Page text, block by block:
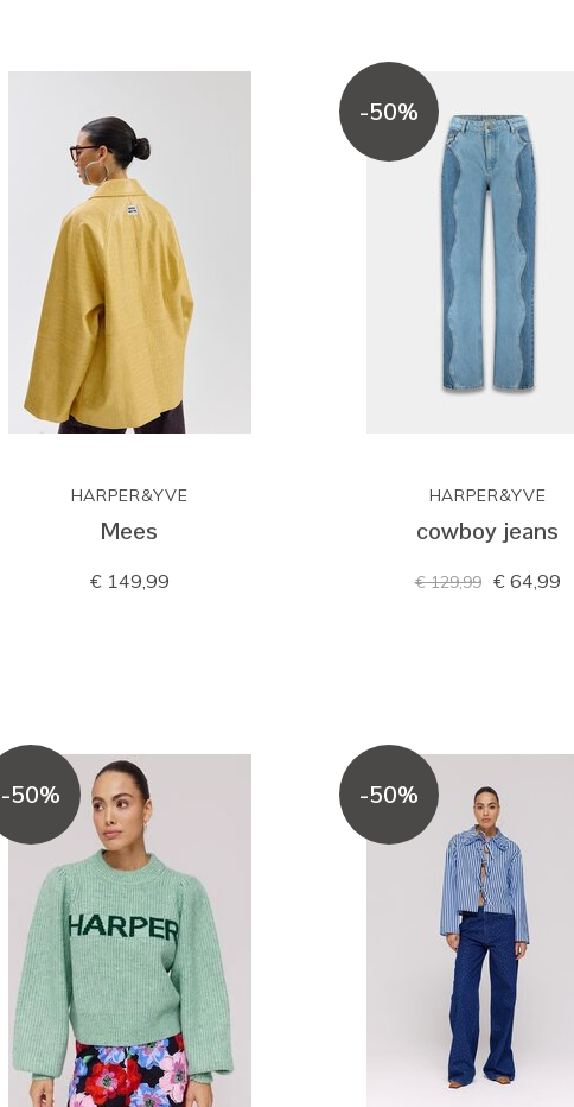
HARPER&YVE
Mees
€ 149,99
-50%
HARPER&YVE
cowboy jeans
€ 129,99 € 64,99
-50% -50%